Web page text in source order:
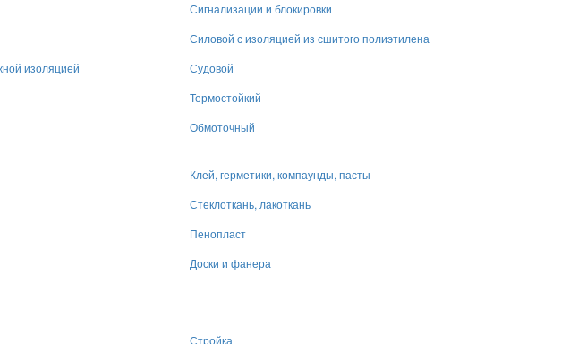
Сигнализации и блокировки
Силовой с изоляцией из сшитого полиэтилена
изоляцией
Судовой
Термостойкий
Обмоточный
Клей, герметики, компаунды, пасты
Стеклоткань, лакоткань
Пенопласт
Доски и фанера
Стройка